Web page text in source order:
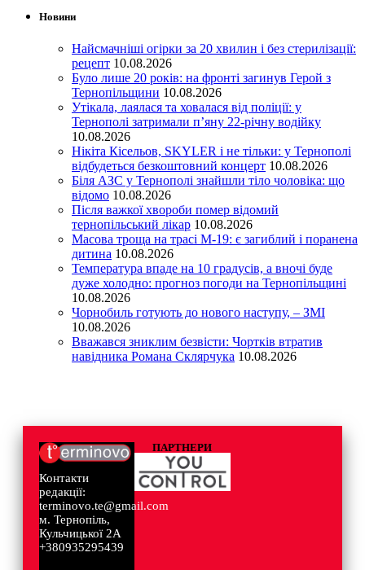
Новини
Найсмачніші огірки за 20 хвилин і без стерилізації:
рецепт 10.08.2026
Було лише 20 років: на фронті загинув Герой з
Тернопільщини 10.08.2026
Утікала, лаялася та ховалася від поліції: у
Тернополі затримали п’яну 22-річну водійку
10.08.2026
Нікіта Кісельов, SKYLER і не тільки: у Тернополі
відбудеться безкоштовний концерт 10.08.2026
Біля АЗС у Тернополі знайшли тіло чоловіка: що
відомо 10.08.2026
Після важкої хвороби помер відомий
тернопільський лікар 10.08.2026
Масова троща на трасі М-19: є загиблий і поранена
дитина 10.08.2026
Температура впаде на 10 градусів, а вночі буде
дуже холодно: прогноз погоди на Тернопільщині
10.08.2026
Чорнобиль готують до нового наступу, – ЗМІ
10.08.2026
Вважався зниклим безвісти: Чортків втратив
навідника Романа Склярчука 10.08.2026
Контакти
редакції:
terminovo.te@gmail.com
м. Тернопіль,
Кульчицької 2А
+380935295439
ПАРТНЕРИ